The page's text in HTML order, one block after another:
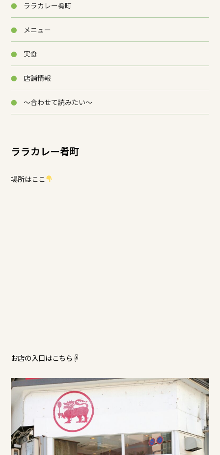
ララカレー肴町
メニュー
実食
店舗情報
～合わせて読みたい～
ララカレー肴町
場所はここ
お店の入口はこちら☟